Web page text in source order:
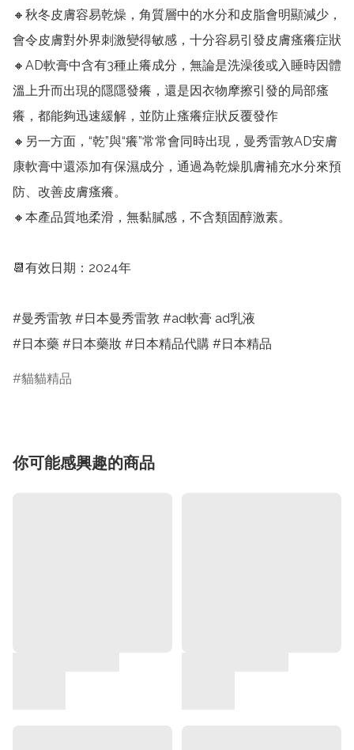
🔸秋冬皮膚容易乾燥，角質層中的水分和皮脂會明顯減少，
會令皮膚對外界刺激變得敏感，十分容易引發皮膚瘙癢症狀
🔸AD軟膏中含有3種止癢成分，無論是洗澡後或入睡時因體
溫上升而出現的隱隱發癢，還是因衣物摩擦引發的局部瘙
癢，都能夠迅速緩解，並防止瘙癢症狀反覆發作
🔸另一方面，“乾”與“癢”常常會同時出現，曼秀雷敦AD安膚
康軟膏中還添加有保濕成分，通過為乾燥肌膚補充水分來預
防、改善皮膚瘙癢。
🔸本產品質地柔滑，無黏膩感，不含類固醇激素。
📆有效日期：2024年
#曼秀雷敦 #日本曼秀雷敦 #ad軟膏 ad乳液
#日本藥 #日本藥妝 #日本精品代購 #日本精品
貓貓精品
你可能感興趣的商品